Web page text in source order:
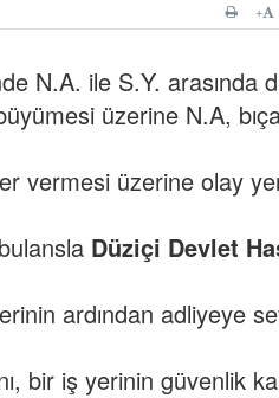
+
N.A. ile S.Y. arasında
üzerine N.A,
vermesi üzerine olay
Düziçi Devlet
ardından adliyeye
bir iş yerinin güvenlik